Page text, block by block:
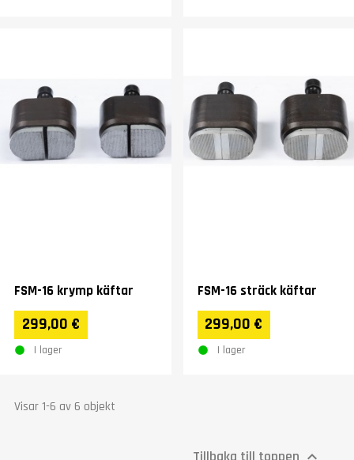
FSM-16 krymp käftar
299,00 €
I lager
FSM-16 sträck käftar
299,00 €
I lager
Visar 1-6 av 6 objekt